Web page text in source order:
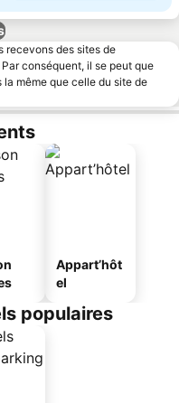
recevons des sites de
conséquent, il se peut que
la même que celle du site de
Appart’hôt
el
populaires